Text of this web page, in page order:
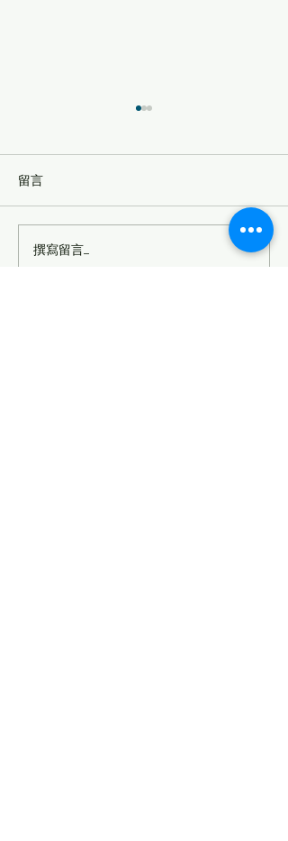
🚧【紐西蘭房產大叔分
留言
撰寫留言......